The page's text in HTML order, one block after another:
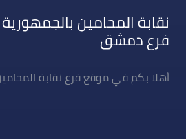
نقابة المحامين
فرع دمشق
أهلا بكم في موقع فرع نقابة